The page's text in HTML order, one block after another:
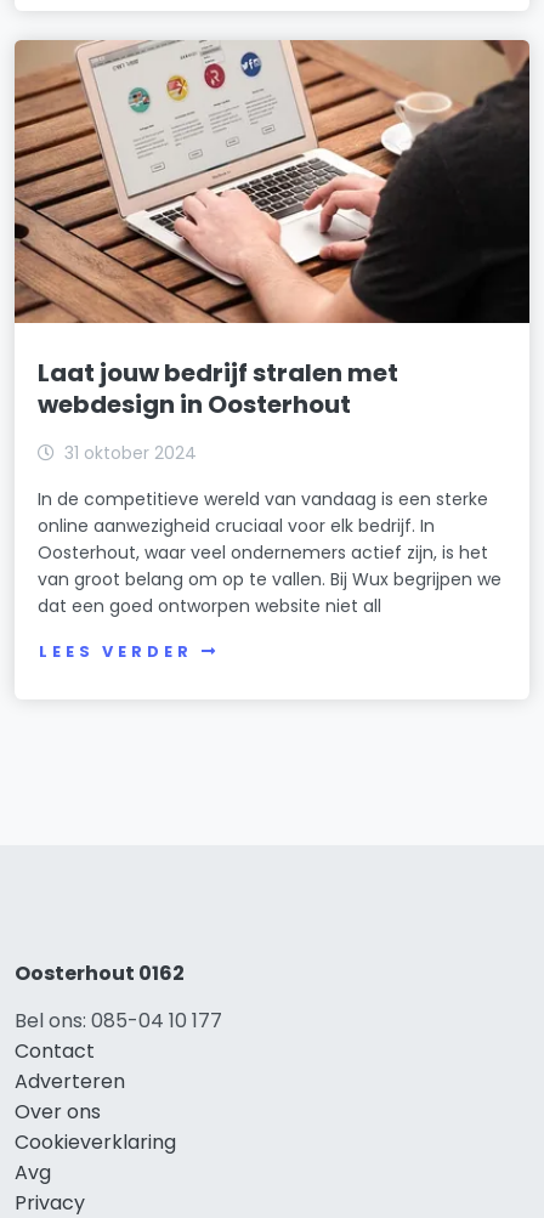
Laat jouw bedrijf stralen met
webdesign in Oosterhout
31 oktober 2024
In de competitieve wereld van vandaag is een sterke
online aanwezigheid cruciaal voor elk bedrijf. In
Oosterhout, waar veel ondernemers actief zijn, is het
van groot belang om op te vallen. Bij Wux begrijpen we
dat een goed ontworpen website niet all
LEES VERDER
Oosterhout 0162
Bel ons: 085-04 10 177
Contact
Adverteren
Over ons
Cookieverklaring
Avg
Privacy